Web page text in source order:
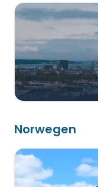
Norwegen